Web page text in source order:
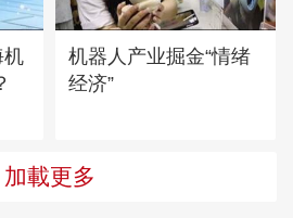
机
机器人产业掘金“情绪
经济”
加載更多